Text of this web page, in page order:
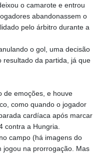
o camarote e entrou
abandonassem o
pelo árbitro durante a
o gol, uma decisão
resultado da partida, já que
de emoções, e houve
como quando o jogador
cardíaca após marcar
contra a Hungria.
campo (há imagens do
jogou na prorrogação. Mas